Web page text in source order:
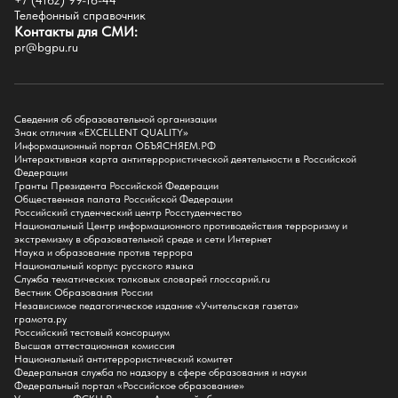
Историко-филологический факультет
Факультет иностранных языков
Факультет педагогики и психологии
Факультет физической культуры и спорта
Подготовительное отделение для иностранных граждан
Поступление
Приемная комиссия
Поступай в БГПУ
Специальности и направления
Списки поступающих
Приказы о зачислении
Полезные материалы
Общежитие
Информация о целевом обучении
Обркредит в СПО
Бакалавриат
Магистратура
Аспирантура
СПО
Правила приема на Бакалавриат
Правила приема на Магистратуру
Правила приема на СПО
Телефонный справочник
Контакты для СМИ:
pr@bgpu.ru
Сведения об образовательной организации
Знак отличия «EXCELLENT QUALITY»
Информационный портал ОБЪЯСНЯЕМ.РФ
Интерактивная карта антитеррористической деятельности в Российской
Федерации
Гранты Президента Российской Федерации
Общественная палата Российской Федерации
Российский студенческий центр Росстуденчество
Национальный Центр информационного противодействия терроризму и
экстремизму в образовательной среде и сети Интернет
Наука и образование против террора
Национальный корпус русского языка
Служба тематических толковых словарей глоссарий.ru
Вестник Образования России
Независимое педагогическое издание «Учительская газета»
грамота.ру
Российский тестовый консорциум
Высшая аттестационная комиссия
Национальный антитеррористический комитет
Федеральная служба по надзору в сфере образования и науки
Федеральный портал «Российское образование»